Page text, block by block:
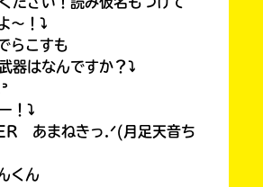
〜！⤵︎
らこすも
器はなんですか？⤵︎
！⤵︎
あまねきっ.ᐟ(月足天音ち
くん